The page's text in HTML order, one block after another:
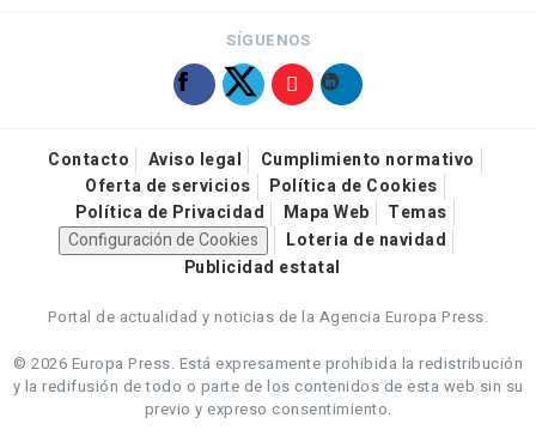
SÍGUENOS
Contacto Aviso legal
Cumplimiento normativo
Oferta de servicios
Política de Cookies
Política de Privacidad
Mapa Web
Temas
Configuración de Cookies
Loteria de navidad
Publicidad estatal
Portal de actualidad y noticias de la Agencia Europa Press.
© 2026 Europa Press. Está expresamente prohibida la redistribución
y la redifusión de todo o parte de los contenidos de esta web sin su
previo y expreso consentimiento.